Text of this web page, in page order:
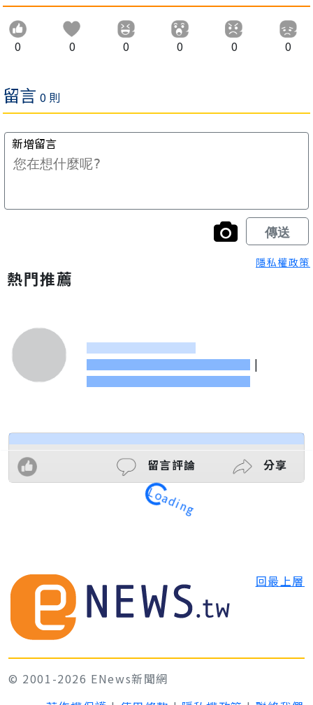
0 0 0 0 0 0
隱私權政策
熱門推薦
|
留言評論 分享
Loading
回最上層
© 2001-2026 ENews新聞網